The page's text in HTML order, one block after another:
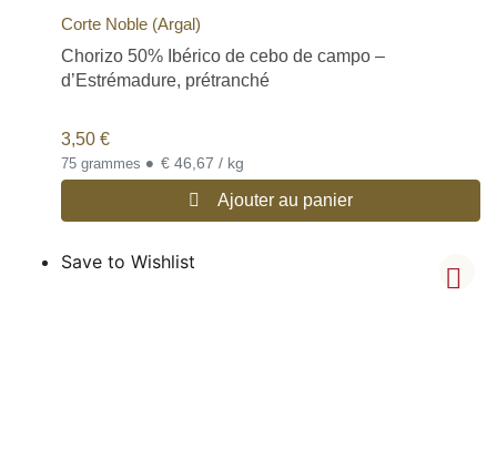
Corte Noble (Argal)
Chorizo 50% Ibérico de cebo de campo –
d’Estrémadure, prétranché
3,50 €
75 grammes • € 46,67 / kg
Ajouter au panier
Save to Wishlist